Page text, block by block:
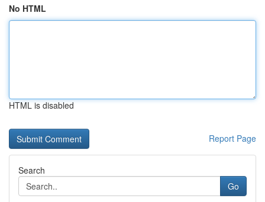
No HTML
HTML is disabled
Report Page
Search
Go